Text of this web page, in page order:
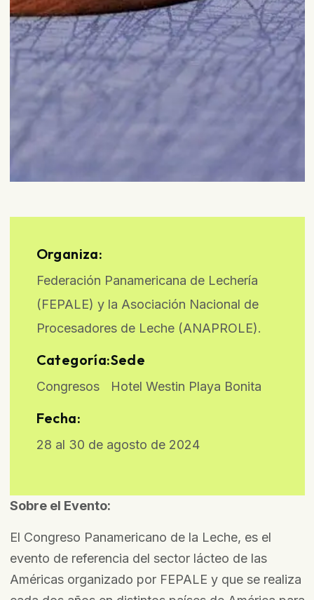
Organiza:
Federación Panamericana de Lechería
(FEPALE) y la Asociación Nacional de
Procesadores de Leche (ANAPROLE).
Categoría:
Congresos
Sede
Hotel Westin Playa Bonita
Fecha:
28 al 30 de agosto de 2024
Sobre el Evento:
El Congreso Panamericano de la Leche, es el
evento de referencia del sector lácteo de las
Américas organizado por FEPALE y que se realiza